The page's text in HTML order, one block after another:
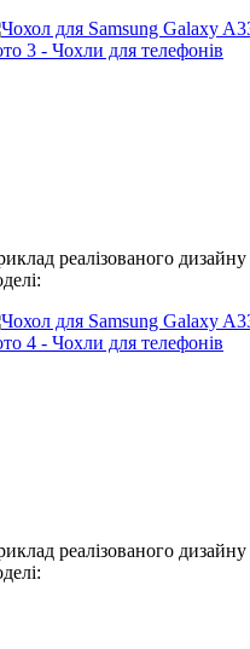
реалізованого дизайну
реалізованого дизайну